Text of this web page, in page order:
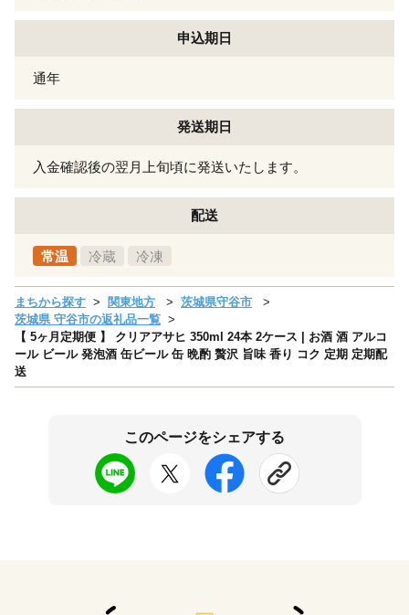
申込期日
通年
発送期日
入金確認後の翌月上旬頃に発送いたします。
配送
常温 冷蔵 冷凍
まちから探す 関東地方
茨城県守谷市
茨城県 守谷市の返礼品一覧
【 5ヶ月定期便 】 クリアアサヒ 350ml 24本 2ケース | お酒 酒 アルコ
ール ビール 発泡酒 缶ビール 缶 晩酌 贅沢 旨味 香り コク 定期 定期配
送
このページをシェアする